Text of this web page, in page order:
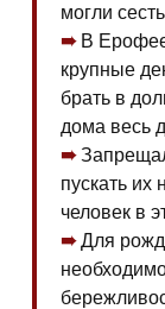
могли
В
крупные
брать в
дома весь
пускать их
человек в
Для